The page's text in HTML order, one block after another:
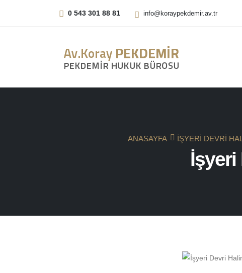
0 543 301 88 81 info@koraypekdemir.av.tr
ANASAYFA İŞYERI DEVRI
İşyeri